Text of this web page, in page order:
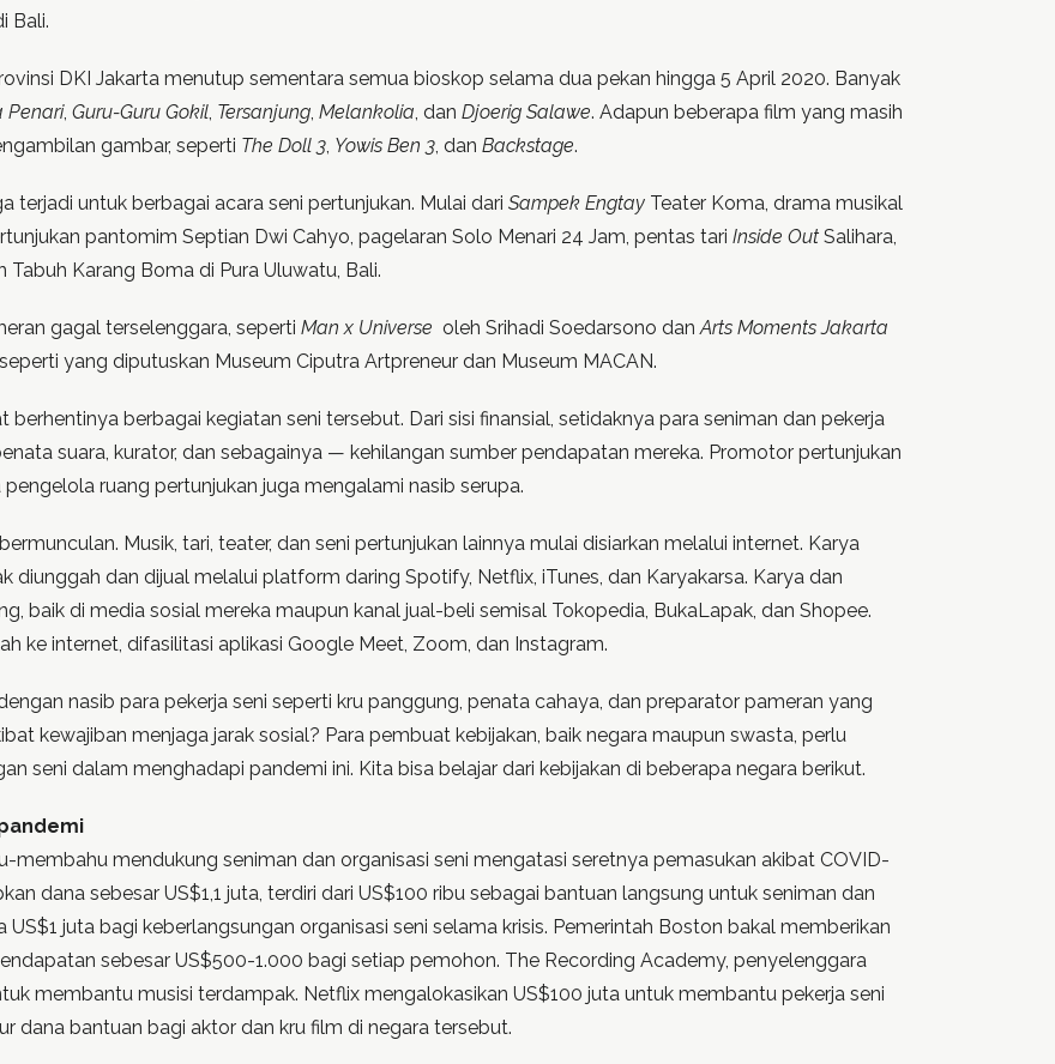
Bali.
DKI Jakarta menutup sementara semua bioskop selama dua pekan hingga 5 April 2020. Banyak
Penari, Guru-Guru Gokil, Tersanjung, Melankolia, dan Djoerig Salawe. Adapun beberapa film yang masih
gambar, seperti The Doll 3, Yowis Ben 3, dan Backstage.
terjadi untuk berbagai acara seni pertunjukan. Mulai dari Sampek Engtay Teater Koma, drama musikal
pantomim Septian Dwi Cahyo, pagelaran Solo Menari 24 Jam, pentas tari Inside Out Salihara,
Karang Boma di Pura Uluwatu, Bali.
gagal terselenggara, seperti Man x Universe oleh Srihadi Soedarsono danArts Moments Jakarta
yang diputuskan Museum Ciputra Artpreneur dan Museum MACAN.
berbagai kegiatan seni tersebut. Dari sisi finansial, setidaknya para seniman dan pekerja
suara, kurator, dan sebagainya — kehilangan sumber pendapatan mereka. Promotor pertunjukan
ruang pertunjukan juga mengalami nasib serupa.
Musik, tari, teater, dan seni pertunjukan lainnya mulai disiarkan melalui internet. Karya
diunggah dan dijual melalui platform daring Spotify, Netflix, iTunes, dan Karyakarsa. Karya dan
baik di media sosial mereka maupun kanal jual-beli semisal Tokopedia, BukaLapak, dan Shopee.
ke internet, difasilitasi aplikasi Google Meet, Zoom, dan Instagram.
nasib para pekerja seni seperti kru panggung, penata cahaya, dan preparator pameran yang
kewajiban menjaga jarak sosial? Para pembuat kebijakan, baik negara maupun swasta, perlu
seni dalam menghadapi pandemi ini. Kita bisa belajar dari kebijakan di beberapa negara berikut.
membahu mendukung seniman dan organisasi seni mengatasi seretnya pemasukan akibat COVID-
dana sebesar US$1,1 juta, terdiri dari US$100 ribu sebagai bantuan langsung untuk seniman dan
juta bagi keberlangsungan organisasi seni selama krisis. Pemerintah Boston bakal memberikan
sebesar US$500-1.000 bagi setiap pemohon. The Recording Academy, penyelenggara
membantu musisi terdampak. Netflix mengalokasikan US$100 juta untuk membantu pekerja seni
dana bantuan bagi aktor dan kru film di negara tersebut.